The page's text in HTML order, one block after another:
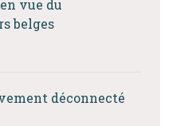
vue du
belges
déconnecté